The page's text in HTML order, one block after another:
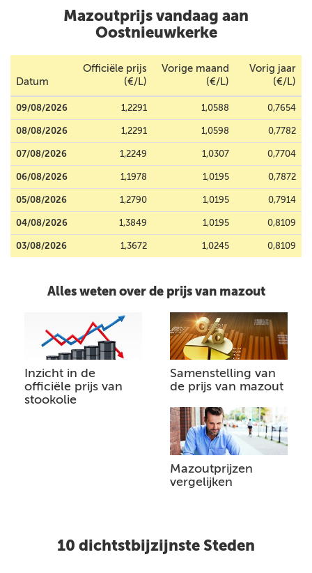
Mazoutprijs vandaag aan
Oostnieuwkerke
Datum
Officiële prijs
(€/L)
Vorige maand
(€/L)
Vorig jaar
(€/L)
09/08/2026 1,2291 1,0588 0,7654
08/08/2026 1,2291 1,0598 0,7782
07/08/2026 1,2249 1,0307 0,7704
06/08/2026 1,1978 1,0195 0,7872
05/08/2026 1,2790 1,0195 0,7914
04/08/2026 1,3849 1,0195 0,8109
03/08/2026 1,3672 1,0245 0,8109
Alles weten over de prijs van mazout
Inzicht in de
officiële prijs van
stookolie
Samenstelling van
de prijs van mazout
Mazoutprijzen
vergelijken
10 dichtstbijzijnste Steden